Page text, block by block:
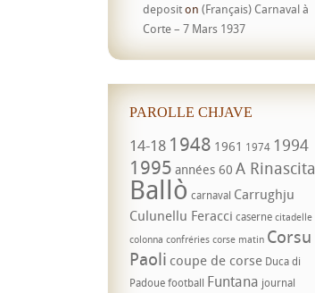
depositon (Français) Carnaval à
Corte – 7 Mars 1937
PAROLLE CHJAVE
14-18 1948 1961 1974 1994
1995 années 60 A Rinascita
Ballò carnaval Carrughju
Culunellu Feracci caserne citadelle
colonna confréries corse matin Corsu
Paoli coupe de corse Duca di
Padouefootball Funtana journal